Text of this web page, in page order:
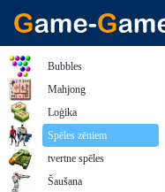
Bubbles
Mahjong
Loģika
Spēles zēniem
tvertne spēles
Šaušana